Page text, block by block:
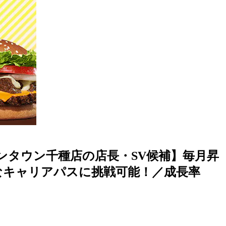
ウン千種店の店長・SV候補】毎月昇
ャリアパスに挑戦可能！／成長率